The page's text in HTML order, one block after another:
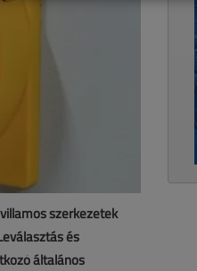
szerkezetek
és
általános